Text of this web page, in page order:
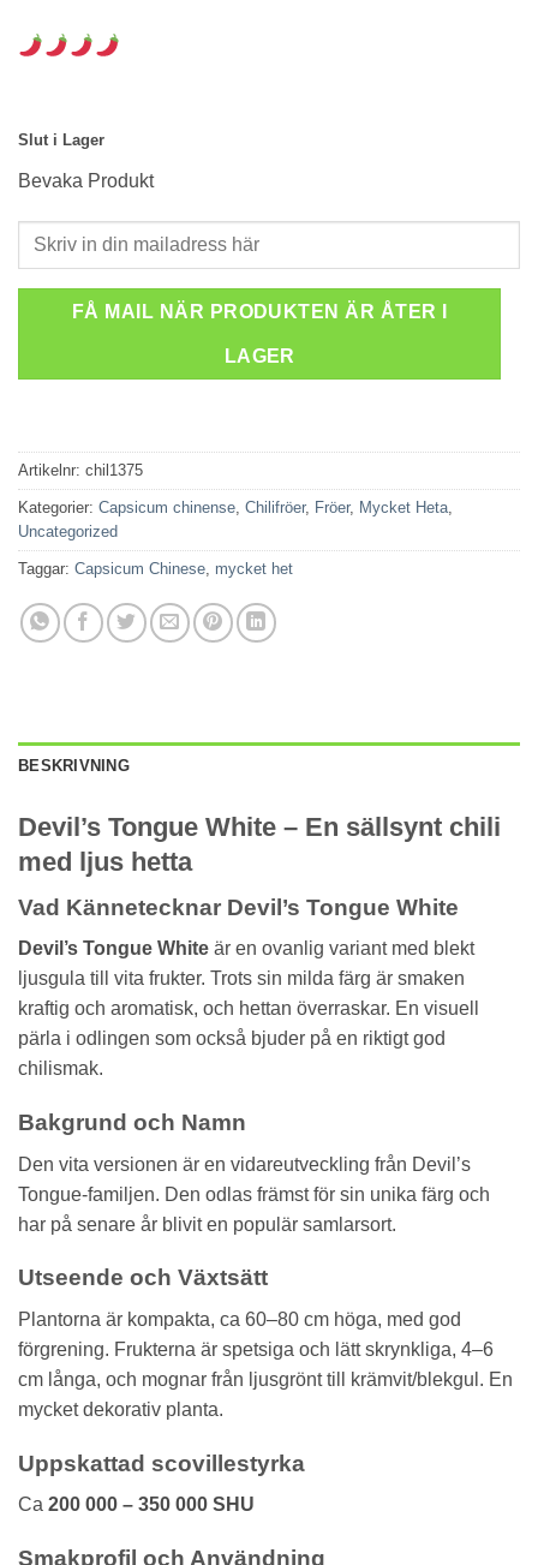
Slut i Lager
Bevaka Produkt
FÅ MAIL NÄR PRODUKTEN ÄR ÅTER I
LAGER
Artikelnr: chil1375
Kategorier: Capsicum chinense, Chilifröer, Fröer, Mycket Heta,
Uncategorized
Taggar: Capsicum Chinese, mycket het
BESKRIVNING
Devil’s Tongue White – En sällsynt chili
med ljus hetta
Vad Kännetecknar Devil’s Tongue White
Devil’s Tongue White är en ovanlig variant med blekt
ljusgula till vita frukter. Trots sin milda färg är smaken
kraftig och aromatisk, och hettan överraskar. En visuell
pärla i odlingen som också bjuder på en riktigt god
chilismak.
Bakgrund och Namn
Den vita versionen är en vidareutveckling från Devil’s
Tongue-familjen. Den odlas främst för sin unika färg och
har på senare år blivit en populär samlarsort.
Utseende och Växtsätt
Plantorna är kompakta, ca 60–80 cm höga, med god
förgrening. Frukterna är spetsiga och lätt skrynkliga, 4–6
cm långa, och mognar från ljusgrönt till krämvit/blekgul. En
mycket dekorativ planta.
Uppskattad scovillestyrka
Ca 200 000 – 350 000 SHU
Smakprofil och Användning